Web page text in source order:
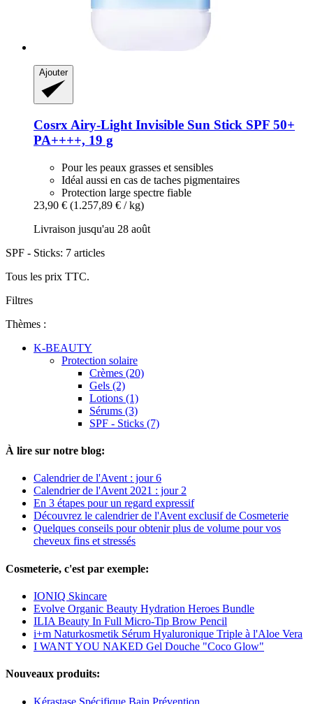
Ajouter
Cosrx Airy-​Light Invisible Sun Stick SPF 50+
PA++++, 19 g
Pour les peaux grasses et sensibles
Idéal aussi en cas de taches pigmentaires
Protection large spectre fiable
23,90 € (1.257,89 € / kg)
Livraison jusqu'au 28 août
SPF - Sticks: 7 articles
Tous les prix TTC.
Filtres
Thèmes :
K-BEAUTY
Protection solaire
Crèmes (20)
Gels (2)
Lotions (1)
Sérums (3)
SPF - Sticks (7)
À lire sur notre blog:
Calendrier de l'Avent : jour 6
Calendrier de l'Avent 2021 : jour 2
En 3 étapes pour un regard expressif
Découvrez le calendrier de l'Avent exclusif de Cosmeterie
Quelques conseils pour obtenir plus de volume pour vos
cheveux fins et stressés
Cosmeterie, c'est par exemple:
IONIQ Skincare
Evolve Organic Beauty Hydration Heroes Bundle
ILIA Beauty In Full Micro-Tip Brow Pencil
i+m Naturkosmetik Sérum Hyaluronique Triple à l'Aloe Vera
I WANT YOU NAKED Gel Douche "Coco Glow"
Nouveaux produits:
Kérastase Spécifique Bain Prévention